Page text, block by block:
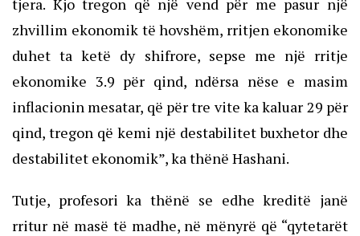
tjera. Kjo tregon që një vend për me pasur një
zhvillim ekonomik të hovshëm, rritjen ekonomike
duhet ta ketë dy shifrore, sepse me një rritje
ekonomike 3.9 për qind, ndërsa nëse e masim
inflacionin mesatar, që për tre vite ka kaluar 29 për
qind, tregon që kemi një destabilitet buxhetor dhe
destabilitet ekonomik”, ka thënë Hashani.
Tutje, profesori ka thënë se edhe kreditë janë
rritur në masë të madhe, në mënyrë që “qytetarët